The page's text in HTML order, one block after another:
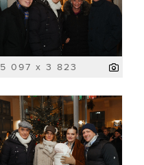
5 097 x 3 823